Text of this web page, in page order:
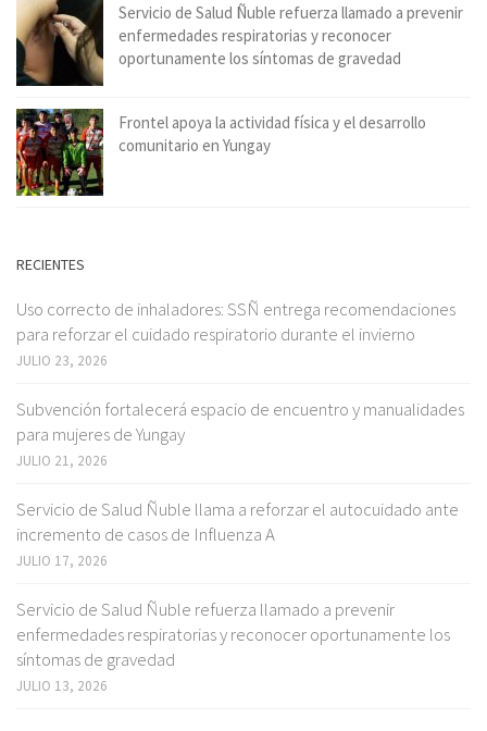
Servicio de Salud Ñuble refuerza llamado a prevenir
enfermedades respiratorias y reconocer
oportunamente los síntomas de gravedad
Frontel apoya la actividad física y el desarrollo
comunitario en Yungay
RECIENTES
Uso correcto de inhaladores: SSÑ entrega recomendaciones
para reforzar el cuidado respiratorio durante el invierno
JULIO 23, 2026
Subvención fortalecerá espacio de encuentro y manualidades
para mujeres de Yungay
JULIO 21, 2026
Servicio de Salud Ñuble llama a reforzar el autocuidado ante
incremento de casos de Influenza A
JULIO 17, 2026
Servicio de Salud Ñuble refuerza llamado a prevenir
enfermedades respiratorias y reconocer oportunamente los
síntomas de gravedad
JULIO 13, 2026